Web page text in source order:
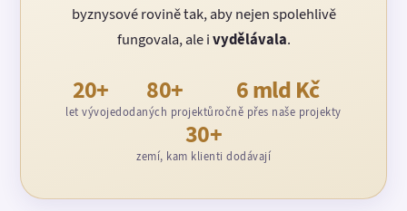
byznysové rovině tak, aby nejen spolehlivě
fungovala, ale ivydělávala.
20+
let vývoje
80+
dodaných projektů
6 mld Kč
ročně přes naše projekty
30+
zemí, kam klienti dodávají